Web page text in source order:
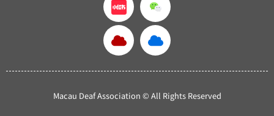
Macau Deaf Association © All Rights Reserved